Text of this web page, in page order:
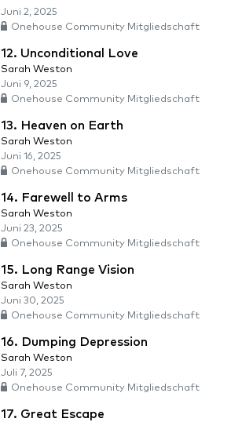
Juni 2, 2025
Onehouse Community Mitgliedschaft
12. Unconditional Love
Sarah Weston
Juni 9, 2025
Onehouse Community Mitgliedschaft
13. Heaven on Earth
Sarah Weston
Juni 16, 2025
Onehouse Community Mitgliedschaft
14. Farewell to Arms
Sarah Weston
Juni 23, 2025
Onehouse Community Mitgliedschaft
15. Long Range Vision
Sarah Weston
Juni 30, 2025
Onehouse Community Mitgliedschaft
16. Dumping Depression
Sarah Weston
Juli 7, 2025
Onehouse Community Mitgliedschaft
17. Great Escape